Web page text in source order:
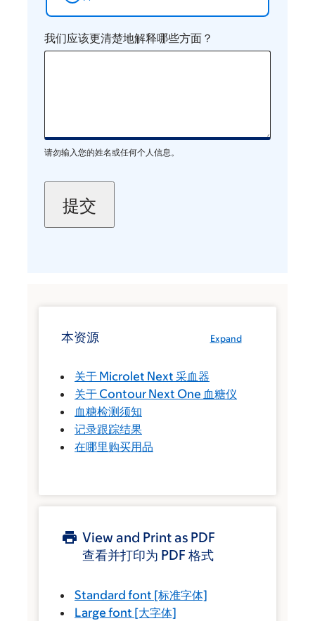
我们应该更清楚地解释哪些方面？
请勿输入您的姓名或任何个人信息。
Expand
本资源
关于 Microlet Next 采血器
关于 Contour Next One 血糖仪
血糖检测须知
记录跟踪结果
在哪里购买用品
View and Print as PDF
查看并打印为 PDF 格式
Standard font [标准字体]
Large font [大字体]